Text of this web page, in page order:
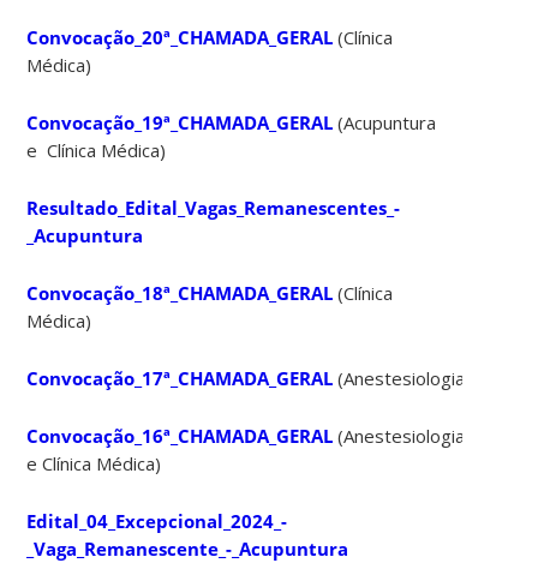
Convocação_20ª_CHAMADA_GERAL (Clínica
Médica)
Convocação_19ª_CHAMADA_GERAL (Acupuntura
e Clínica Médica)
Resultado_Edital_Vagas_Remanescentes_-
_Acupuntura
Convocação_18ª_CHAMADA_GERAL (Clínica
Médica)
Convocação_17ª_CHAMADA_GERAL (Anestesiologia)
Convocação_16ª_CHAMADA_GERAL (Anestesiologia
e Clínica Médica)
Edital_04_Excepcional_2024_-
_Vaga_Remanescente_-_Acupuntura